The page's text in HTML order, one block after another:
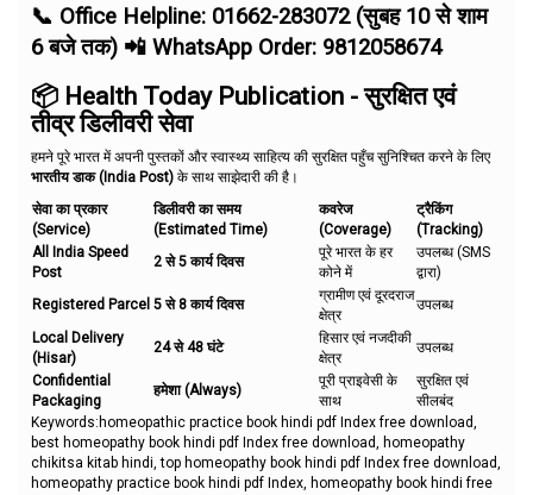
📞 Office Helpline: 01662-283072 (सुबह 10 से शाम
6 बजे तक) 📲 WhatsApp Order: 9812058674
📦 Health Today Publication - सुरक्षित एवं
तीव्र डिलीवरी सेवा
हमने पूरे भारत में अपनी पुस्तकों और स्वास्थ्य साहित्य की सुरक्षित पहुँच सुनिश्चित करने के लिए
भारतीय डाक (India Post) के साथ साझेदारी की है।
सेवा का प्रकार
(Service)
डिलीवरी का समय
(Estimated Time)
कवरेज
(Coverage)
ट्रैकिंग
(Tracking)
All India Speed
Post
2 से 5 कार्य दिवस
पूरे भारत के हर
कोने में
उपलब्ध (SMS
द्वारा)
Registered Parcel 5 से 8 कार्य दिवस
ग्रामीण एवं दूरदराज
क्षेत्र
उपलब्ध
Local Delivery
(Hisar)
24 से 48 घंटे
हिसार एवं नजदीकी
क्षेत्र
उपलब्ध
Confidential
Packaging
हमेशा (Always)
पूरी प्राइवेसी के
साथ
सुरक्षित एवं
सीलबंद
Keywords:homeopathic practice book hindi pdf Index free download,
best homeopathy book hindi pdf Index free download, homeopathy
chikitsa kitab hindi, top homeopathy book hindi pdf Index free download,
homeopathy practice book hindi pdf Index, homeopathy book hindi free